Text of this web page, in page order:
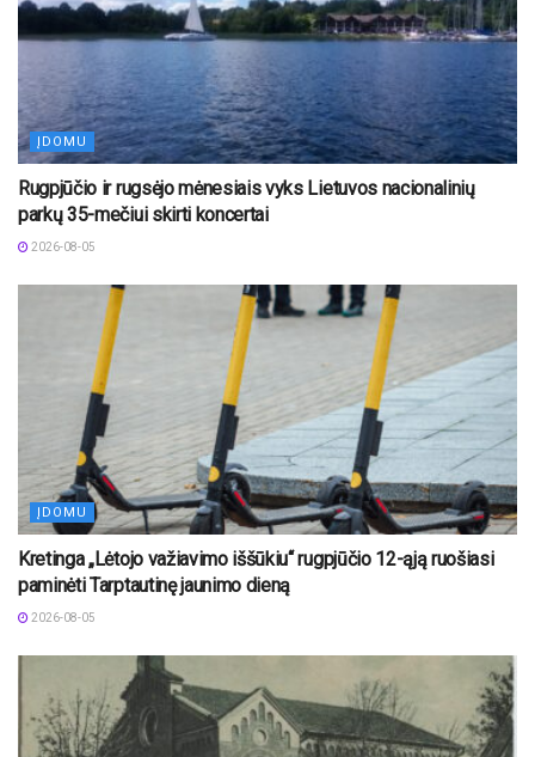
ĮDOMU
Rugpjūčio ir rugsėjo mėnesiais vyks Lietuvos nacionalinių
parkų 35-mečiui skirti koncertai
2026-08-05
ĮDOMU
Kretinga „Lėtojo važiavimo iššūkiu“ rugpjūčio 12-ąją ruošiasi
paminėti Tarptautinę jaunimo dieną
2026-08-05